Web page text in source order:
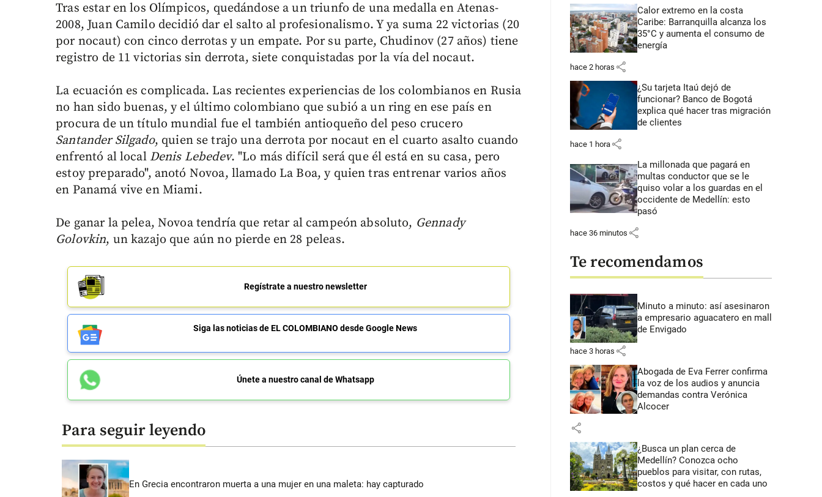
Tras estar en los Olímpicos, quedándose a un triunfo de una medalla en Atenas-
2008, Juan Camilo decidió dar el salto al profesionalismo. Y ya suma 22 victorias (20
por nocaut) con cinco derrotas y un empate. Por su parte, Chudinov (27 años) tiene
registro de 11 victorias sin derrota, siete conquistadas por la vía del nocaut.
La ecuación es complicada. Las recientes experiencias de los colombianos en Rusia
no han sido buenas, y el último colombiano que subió a un ring en ese país en
procura de un título mundial fue el también antioqueño del peso crucero
Santander Silgado, quien se trajo una derrota por nocaut en el cuarto asalto cuando
enfrentó al local Denis Lebedev. "Lo más difícil será que él está en su casa, pero
estoy preparado", anotó Novoa, llamado La Boa, y quien tras entrenar varios años
en Panamá vive en Miami.
De ganar la pelea, Novoa tendría que retar al campeón absoluto, Gennady
Golovkin, un kazajo que aún no pierde en 28 peleas.
Regístrate a nuestro newsletter
Siga las noticias de EL COLOMBIANO desde Google News
Únete a nuestro canal de Whatsapp
Para seguir leyendo
En Grecia encontraron muerta a una mujer en una maleta: hay capturado
Calor extremo en la costa
Caribe: Barranquilla alcanza los
35°C y aumenta el consumo de
energía
hace 2 horas share
¿Su tarjeta Itaú dejó de
funcionar? Banco de Bogotá
explica qué hacer tras migración
de clientes
hace 1 hora share
La millonada que pagará en
multas conductor que se le
quiso volar a los guardas en el
occidente de Medellín: esto
pasó
hace 36 minutos share
Te recomendamos
Minuto a minuto: así asesinaron
a empresario aguacatero en mall
de Envigado
hace 3 horas share
Abogada de Eva Ferrer confirma
la voz de los audios y anuncia
demandas contra Verónica
Alcocer
share
¿Busca un plan cerca de
Medellín? Conozca ocho
pueblos para visitar, con rutas,
costos y qué hacer en cada uno